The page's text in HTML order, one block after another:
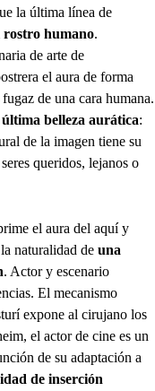
la última línea de
rostro humano.
de arte de
el aura de forma
de una cara humana.
belleza aurática:
de la imagen tiene su
queridos, lejanos o
el aura del aquí y
naturalidad de una
. Actor y escenario
El mecanismo
expone al cirujano los
el actor de cine es un
de su adaptación a
de inserción